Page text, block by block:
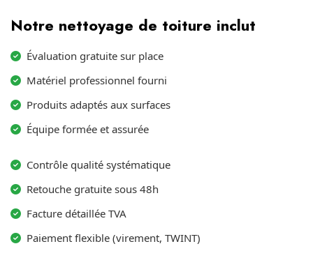
Notre nettoyage de toiture inclut
Évaluation gratuite sur place
Matériel professionnel fourni
Produits adaptés aux surfaces
Équipe formée et assurée
Contrôle qualité systématique
Retouche gratuite sous 48h
Facture détaillée TVA
Paiement flexible (virement, TWINT)